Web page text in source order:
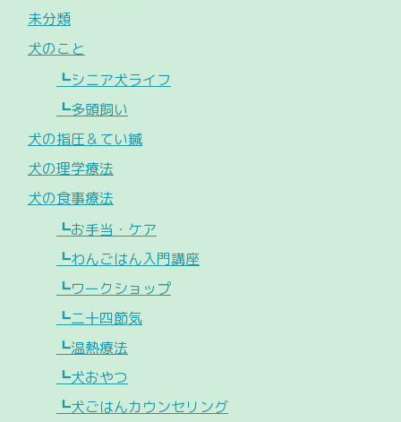
未分類
犬のこと
┗シニア犬ライフ
┗多頭飼い
犬の指圧＆てい鍼
犬の理学療法
犬の食事療法
┗お手当・ケア
┗わんごはん入門講座
┗ワークショップ
┗二十四節気
┗温熱療法
┗犬おやつ
┗犬ごはんカウンセリング